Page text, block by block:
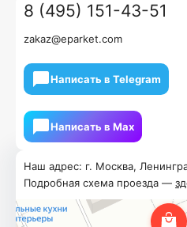
Наш адрес: г. Москва,
Подробная схема проезда —
8 (495) 151-43-51
zakaz@eparket.com
Написать в Telegram
Написать в Мах